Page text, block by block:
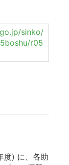
sinko/
r05
) に、各助